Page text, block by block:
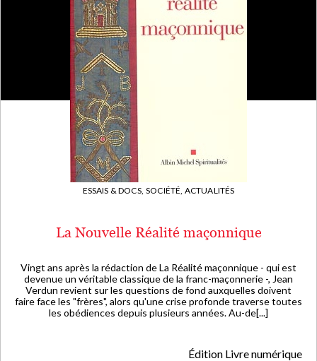
ESSAIS & DOCS, SOCIÉTÉ, ACTUALITÉS
La Nouvelle Réalité maçonnique
Vingt ans après la rédaction de La Réalité maçonnique - qui est
devenue un véritable classique de la franc-maçonnerie -, Jean
Verdun revient sur les questions de fond auxquelles doivent
faire face les "frères", alors qu'une crise profonde traverse toutes
les obédiences depuis plusieurs années. Au-de[...]
Édition Livre numérique